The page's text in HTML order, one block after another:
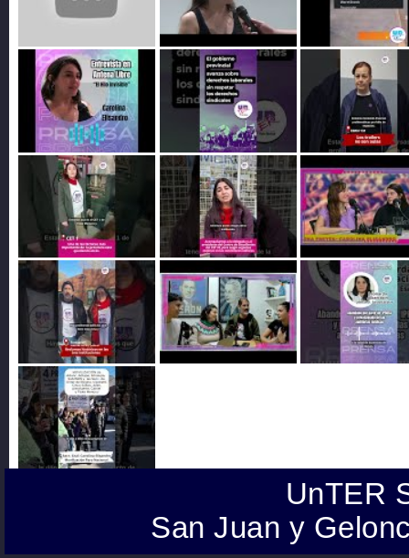
UnTER
San Juan y